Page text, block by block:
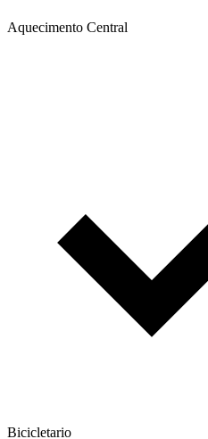
Aquecimento Central
Bicicletario